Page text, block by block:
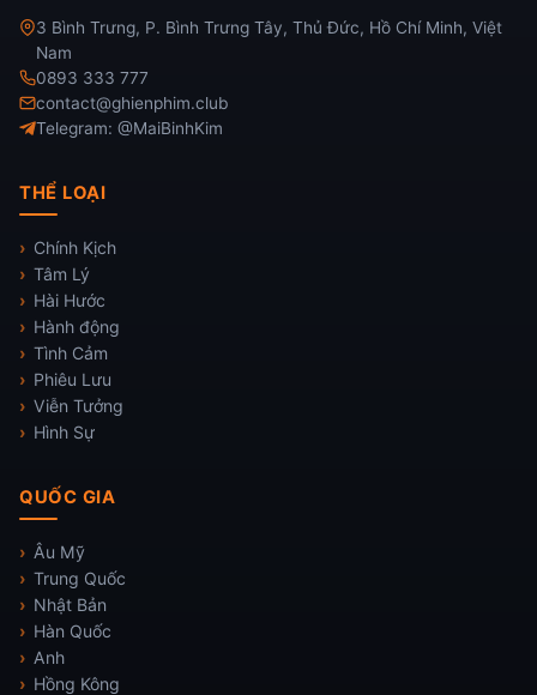
3 Bình Trưng, P. Bình Trưng Tây, Thủ Đức, Hồ Chí Minh, Việt
Nam
0893 333 777
contact@ghienphim.club
Telegram: @MaiBinhKim
THỂ LOẠI
Chính Kịch
Tâm Lý
Hài Hước
Hành động
Tình Cảm
Phiêu Lưu
Viễn Tưởng
Hình Sự
QUỐC GIA
Âu Mỹ
Trung Quốc
Nhật Bản
Hàn Quốc
Anh
Hồng Kông